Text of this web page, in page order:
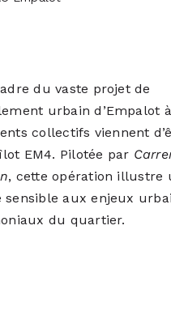
du vaste projet de
urbain d’Empalot
collectifs viennent
EM4. Pilotée par
, cette opération illustre
sensible aux enjeux
du quartier.